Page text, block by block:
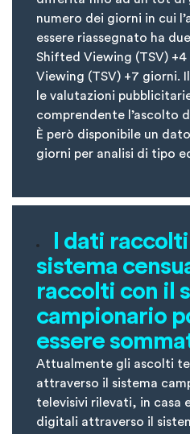
numero dei giorni in cui
essere riassegnato ha
Shifted Viewing (TSV)
Viewing (TSV) +7 giorni.
le valutazioni
comprendente l’ascolto
È però disponibile un
giorni per analisi di tipo
I dati
sistema
raccolti con il
campionario
essere
Attualmente gli ascolti
attraverso il sistema
televisivi rilevati, in casa
digitali attraverso il